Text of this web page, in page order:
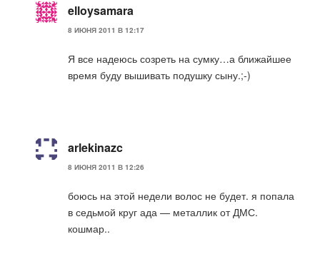
elloysamara
8 ИЮНЯ 2011 В 12:17
Я все надеюсь созреть на сумку…а ближайшее
время буду вышивать подушку сыну.;-)
arlekinazc
8 ИЮНЯ 2011 В 12:26
боюсь на этой недели волос не будет. я попала
в седьмой круг ада — металлик от ДМС.
кошмар..